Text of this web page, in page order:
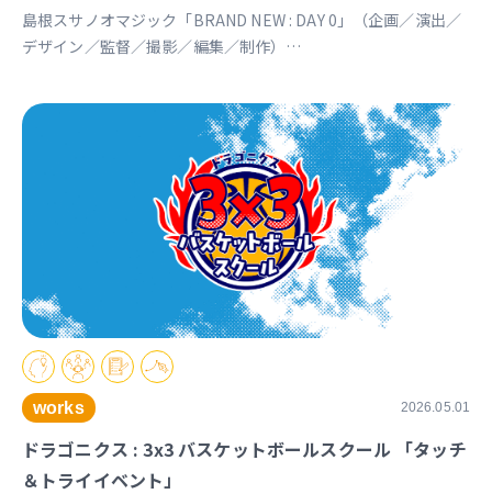
島根スサノオマジック「BRAND NEW : DAY 0」（企画／演出／
デザイン／監督／撮影／編集／制作）
works 2026.05.01
ドラゴニクス : 3x3 バスケットボールスクール 「タッチ
＆トライイベント」